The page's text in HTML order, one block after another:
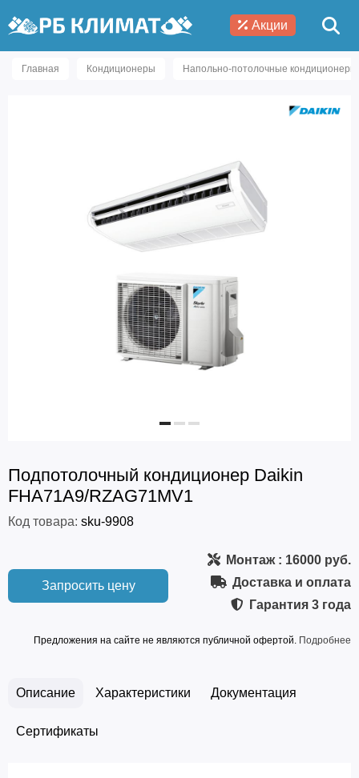
Акции
Главная Кондиционеры Напольно-потолочные кондиционеры
Подпотолочный кондиционер Daikin
FHA71A9/RZAG71MV1
Код товара: sku-9908
Запросить цену
Монтаж: 16000 руб.
Доставка и оплата
Гарантия 3 года
Предложения на сайте не являются публичной офертой. Подробнее
Описание Характеристики Документация
Сертификаты